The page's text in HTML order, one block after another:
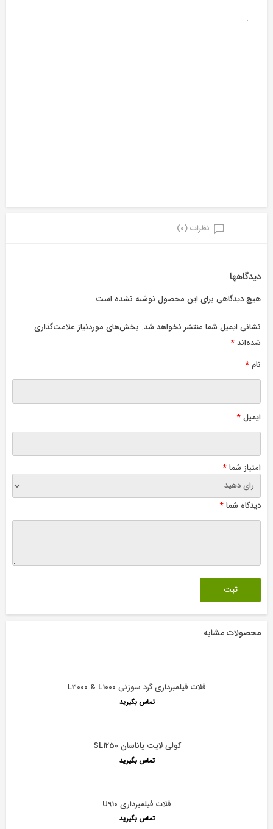
.
نظرات (0)
دیدگاهها
هیچ دیدگاهی برای این محصول نوشته نشده است.
نشانی ایمیل شما منتشر نخواهد شد. بخش‌های موردنیاز علامت‌گذاری
شده‌اند*
نام*
ایمیل*
امتیاز شما*
دیدگاه شما*
محصولات مشابه
فلات فیلمبرداری گرد سوزنی L3000 & L1000
تماس بگیرید
کولی لایت پاناسان SL1250
تماس بگیرید
فلات فیلمبرداری U910
تماس بگیرید